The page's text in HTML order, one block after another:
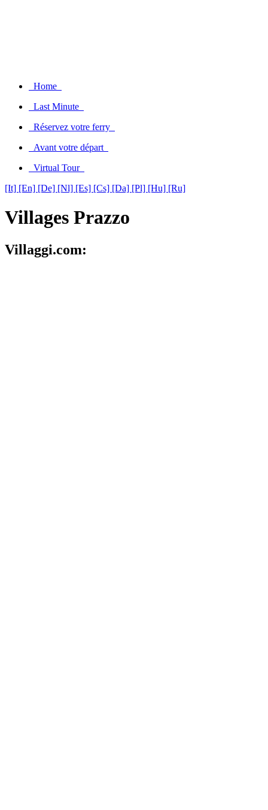
Home
Last Minute
Réservez votre ferry
Avant votre départ
Virtual Tour
[It] [En] [De] [Nl] [Es] [Cs] [Da] [Pl] [Hu] [Ru]
Villages Prazzo
Villaggi.com: